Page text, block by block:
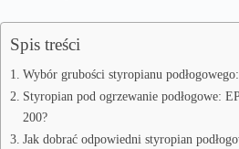
Spis treści
Wybór grubości styropianu
Styropian pod ogrzewanie podłogowe:
200?
Jak dobrać odpowiedni styropian